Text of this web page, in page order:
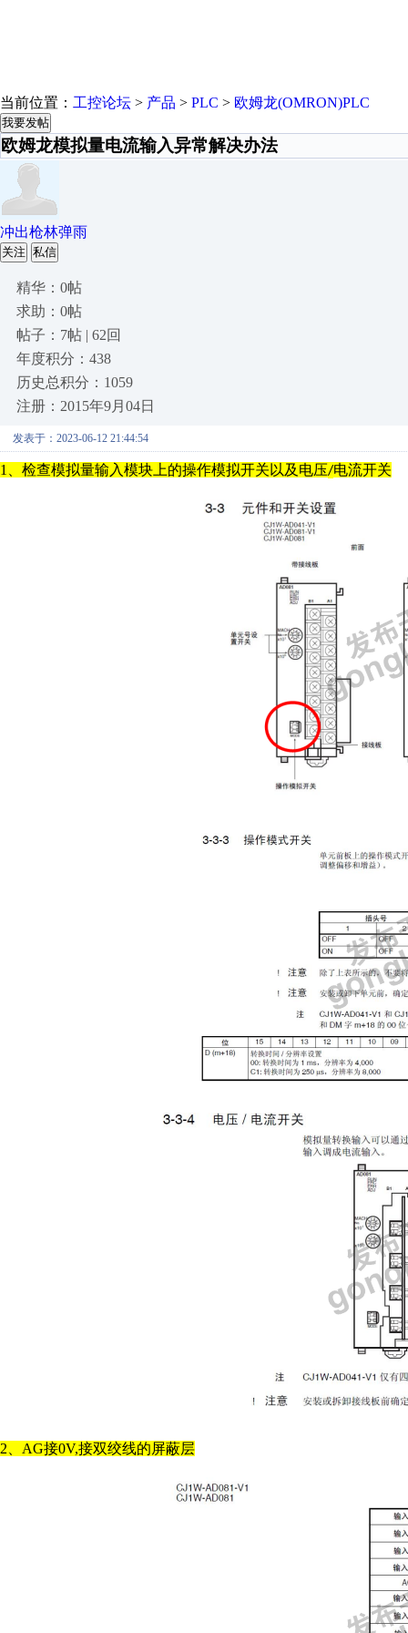
当前位置： 工控论坛 > 产品 > PLC > 欧姆龙(OMRON)PLC
我要发帖
欧姆龙模拟量电流输入异常解决办法
冲出枪林弹雨
关注 私信
精华：0帖
求助：0帖
帖子：7帖 | 62回
年度积分：438
历史总积分：1059
注册：2015年9月04日
发表于：2023-06-12 21:44:54
1、检查模拟量输入模块上的操作模拟开关以及电压/电流开关
2、AG接0V,接双绞线的屏蔽层